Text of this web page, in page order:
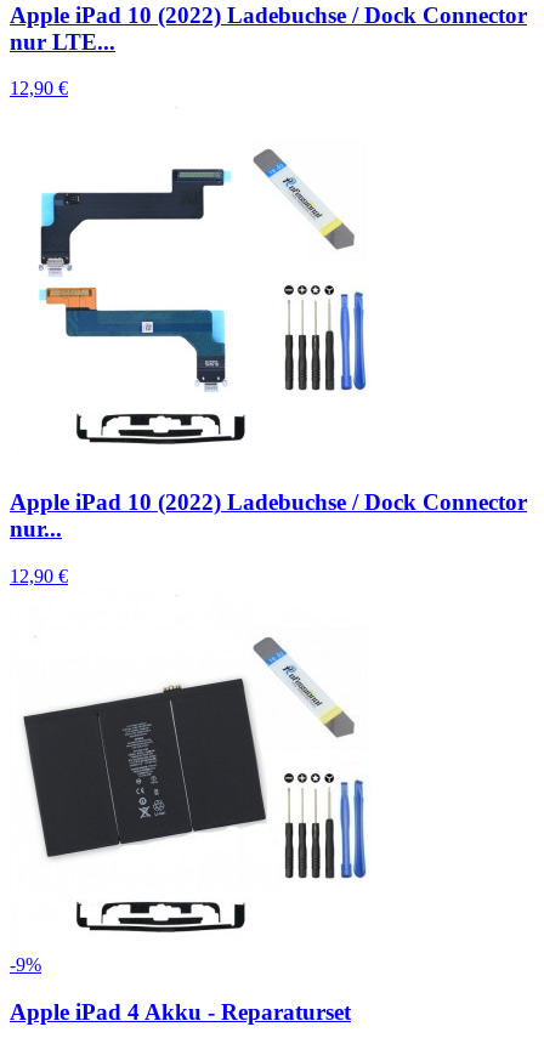
Apple iPad 10 (2022) Ladebuchse / Dock Connector
nur LTE...
12,90 €
Apple iPad 10 (2022) Ladebuchse / Dock Connector
nur...
12,90 €
-9%
Apple iPad 4 Akku - Reparaturset